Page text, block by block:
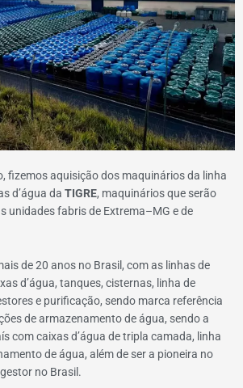
fizemos aquisição dos maquinários da linha
d’água da TIGRE, maquinários que serão
unidades fabris de Extrema–MG e de
de 20 anos no Brasil, com as linhas de
d’água, tanques, cisternas, linha de
e purificação, sendo marca referência
de armazenamento de água, sendo a
com caixas d’água de tripla camada, linha
de água, além de ser a pioneira no
no Brasil.